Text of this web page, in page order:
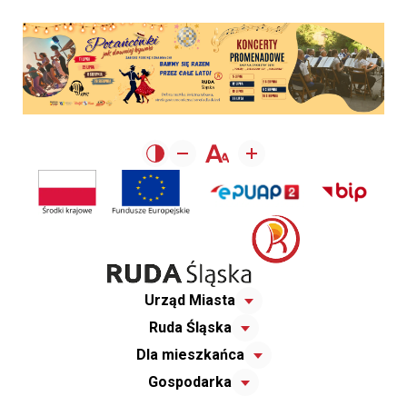
Urząd Miasta
Ruda Śląska
Dla mieszkańca
Gospodarka